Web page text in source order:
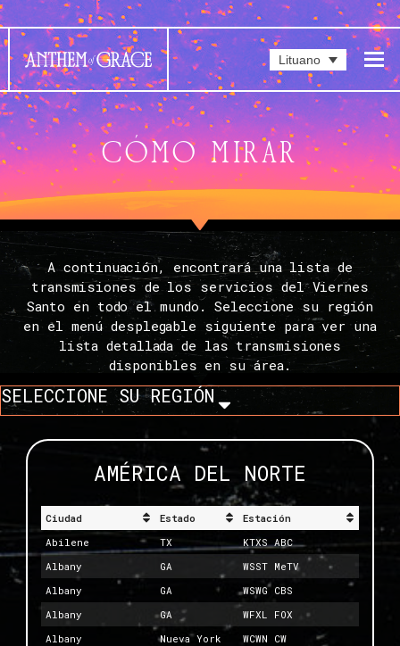
Lituano
CÓMO MIRAR
A continuación, encontrará una lista de
transmisiones de los servicios del Viernes
Santo en todo el mundo. Seleccione su región
en el menú desplegable siguiente para ver una
lista detallada de las transmisiones
disponibles en su área.
SELECCIONE SU REGIÓN
AMÉRICA DEL NORTE
Ciudad Estado
Estación
Abilene
TX
KTXS ABC
Albany
GA
WSST MeTV
Albany
GA
WSWG CBS
Albany
GA
WFXL FOX
Albany
Nueva York
WCWN CW